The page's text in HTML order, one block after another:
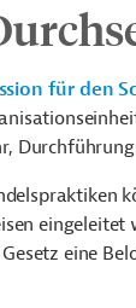
für den
eingeleitet
eine